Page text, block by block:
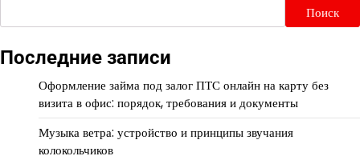
Поиск
Последние записи
Оформление займа под залог ПТС онлайн на карту без
визита в офис: порядок, требования и документы
Музыка ветра: устройство и принципы звучания
колокольчиков